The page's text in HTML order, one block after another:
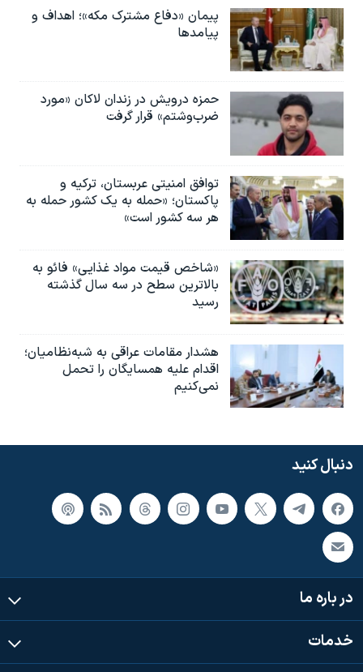
پیمان «دفاع مشترک مکه»؛ اهداف و
پیامدها
حمزه درویش در زندان لاکان «مورد
ضرب‌وشتم» قرار گرفت
توافق امنیتی عربستان، ترکیه و
پاکستان؛ «حمله به یک کشور حمله به
هر سه کشور است»
«شاخص قیمت مواد غذایی» فائو به
بالاترین سطح در سه سال گذشته
رسید
هشدار مقامات عراقی به شبه‌نظامیان؛
اقدام علیه همسایگان را تحمل
نمی‌کنیم
دنبال کنید
در باره ما
خدمات